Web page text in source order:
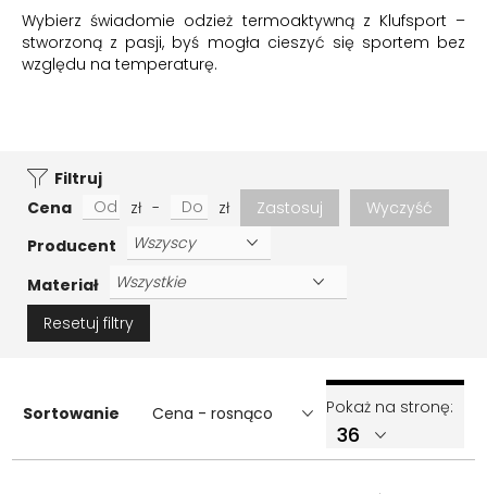
Wybierz świadomie odzież termoaktywną z Klufsport –
stworzoną z pasji, byś mogła cieszyć się sportem bez
względu na temperaturę.
Filtruj
Cena
zł - zł Zastosuj
Wyczyść
Producent
Materiał
Resetuj filtry
Sortowanie Cena - rosnąco Pokaż na stronę: